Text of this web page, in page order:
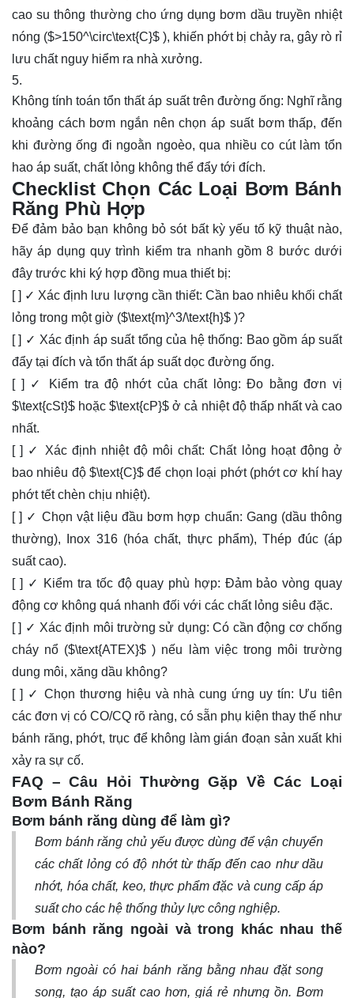
cao su thông thường cho ứng dụng bơm dầu truyền nhiệt
nóng ($>150^\circ\text{C}$ ), khiến phớt bị chảy ra, gây rò rỉ
lưu chất nguy hiểm ra nhà xưởng.
Không tính toán tổn thất áp suất trên đường ống: Nghĩ rằng
khoảng cách bơm ngắn nên chọn áp suất bơm thấp, đến
khi đường ống đi ngoằn ngoèo, qua nhiều co cút làm tổn
hao áp suất, chất lỏng không thể đẩy tới đích.
Checklist Chọn Các Loại Bơm Bánh
Răng Phù Hợp
Để đảm bảo bạn không bỏ sót bất kỳ yếu tố kỹ thuật nào,
hãy áp dụng quy trình kiểm tra nhanh gồm 8 bước dưới
đây trước khi ký hợp đồng mua thiết bị:
[ ] ✓ Xác định lưu lượng cần thiết: Cần bao nhiêu khối chất
lỏng trong một giờ ($\text{m}^3/\text{h}$ )?
[ ] ✓ Xác định áp suất tổng của hệ thống: Bao gồm áp suất
đẩy tại đích và tổn thất áp suất dọc đường ống.
[ ] ✓ Kiểm tra độ nhớt của chất lỏng: Đo bằng đơn vị
$\text{cSt}$ hoặc$\text{cP}$ ở cả nhiệt độ thấp nhất và cao
nhất.
[ ] ✓ Xác định nhiệt độ môi chất: Chất lỏng hoạt động ở
bao nhiêu độ$\text{C}$ để chọn loại phớt (phớt cơ khí hay
phớt tết chèn chịu nhiệt).
[ ] ✓ Chọn vật liệu đầu bơm hợp chuẩn: Gang (dầu thông
thường), Inox 316 (hóa chất, thực phẩm), Thép đúc (áp
suất cao).
[ ] ✓ Kiểm tra tốc độ quay phù hợp: Đảm bảo vòng quay
động cơ không quá nhanh đối với các chất lỏng siêu đặc.
[ ] ✓ Xác định môi trường sử dụng: Có cần động cơ chống
cháy nổ ($\text{ATEX}$ ) nếu làm việc trong môi trường
dung môi, xăng dầu không?
[ ] ✓ Chọn thương hiệu và nhà cung ứng uy tín: Ưu tiên
các đơn vị có CO/CQ rõ ràng, có sẵn phụ kiện thay thế như
bánh răng, phớt, trục để không làm gián đoạn sản xuất khi
xảy ra sự cố.
FAQ – Câu Hỏi Thường Gặp Về Các Loại
Bơm Bánh Răng
Bơm bánh răng dùng để làm gì?
Bơm bánh răng chủ yếu được dùng để vận chuyển
các chất lỏng có độ nhớt từ thấp đến cao như dầu
nhớt, hóa chất, keo, thực phẩm đặc và cung cấp áp
suất cho các hệ thống thủy lực công nghiệp.
Bơm bánh răng ngoài và trong khác nhau thế
nào?
Bơm ngoài có hai bánh răng bằng nhau đặt song
song, tạo áp suất cao hơn, giá rẻ nhưng ồn. Bơm